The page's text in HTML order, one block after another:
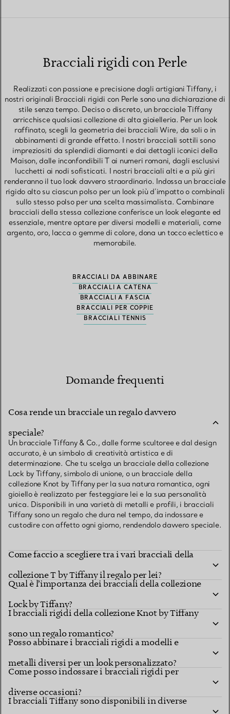
Bracciali rigidi con Perle
Realizzati con passione e precisione dagli artigiani Tiffany, i
nostri originali Bracciali rigidi con Perle sono una dichiarazione di
stile senza tempo. Deciso o discreto, un bracciale Tiffany
arricchisce qualsiasi collezione di alta gioielleria. Per un look
raffinato, scegli la geometria dei bracciali Wire, da soli o in
abbinamenti di grande effetto. I nostri bracciali sottili sono
impreziositi da splendidi diamanti e dai dettagli iconici della
Maison, dalle inconfondibili T ai numeri romani, dagli esclusivi
lucchetti ai nodi sofisticati. I nostri bracciali alti e a più giri
renderanno il tuo look davvero straordinario. Indossa un bracciale
rigido alto su ciascun polso per un look più d’impatto o combinali
sullo stesso polso per una scelta massimalista. Combinare
bracciali della stessa collezione conferisce un look elegante ed
essenziale, mentre optare per diversi modelli e materiali, come
argento, oro, lacca o gemme di colore, dona un tocco eclettico e
memorabile.
BRACCIALI DA ABBINARE
BRACCIALI A CATENA
BRACCIALI A FASCIA
BRACCIALI PER COPPIE
BRACCIALI TENNIS
Domande frequenti
Cosa rende un bracciale un regalo davvero
speciale?
Un bracciale Tiffany & Co., dalle forme scultoree e dal design
accurato, è un simbolo di creatività artistica e di
determinazione. Che tu scelga un bracciale della collezione
Lock by Tiffany, simbolo di unione, o un bracciale della
collezione Knot by Tiffany per la sua natura romantica, ogni
gioiello è realizzato per festeggiare lei e la sua personalità
unica. Disponibili in una varietà di metalli e profili, i bracciali
Tiffany sono un regalo che dura nel tempo, da indossare e
custodire con affetto ogni giorno, rendendolo davvero speciale.
Come faccio a scegliere tra i vari bracciali della
collezione T by Tiffany il regalo per lei?
Qual è l’importanza dei bracciali della collezione
Lock by Tiffany?
I bracciali rigidi della collezione Knot by Tiffany
sono un regalo romantico?
Posso abbinare i bracciali rigidi a modelli e
metalli diversi per un look personalizzato?
Come posso indossare i bracciali rigidi per
diverse occasioni?
I bracciali Tiffany sono disponibili in diverse